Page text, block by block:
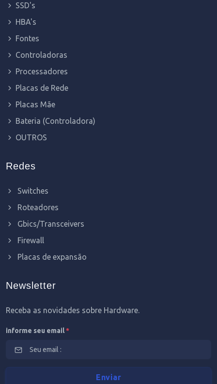
SSD's
HBA's
Fontes
Controladoras
Processadores
Placas de Rede
Placas Mãe
Bateria (Controladora)
OUTROS
Redes
Switches
Roteadores
Gbics/Transceivers
Firewall
Placas de expansão
Newsletter
Receba as novidades sobre Hardware.
informe seu email*